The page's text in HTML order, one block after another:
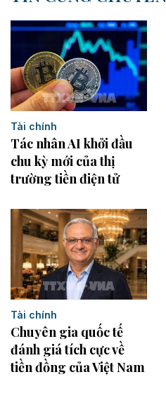
Tài chính
Tác nhân AI khởi đầu
chu kỳ mới của thị
trường tiền điện tử
Tài chính
Chuyên gia quốc tế
đánh giá tích cực về
tiền đồng của Việt Nam